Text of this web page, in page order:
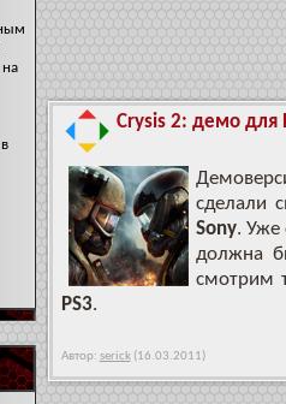
Crysis 2: демо для
сделали
Sony. Уже
должна
смотрим
PS3.
Автор: serick(16.03.2011)